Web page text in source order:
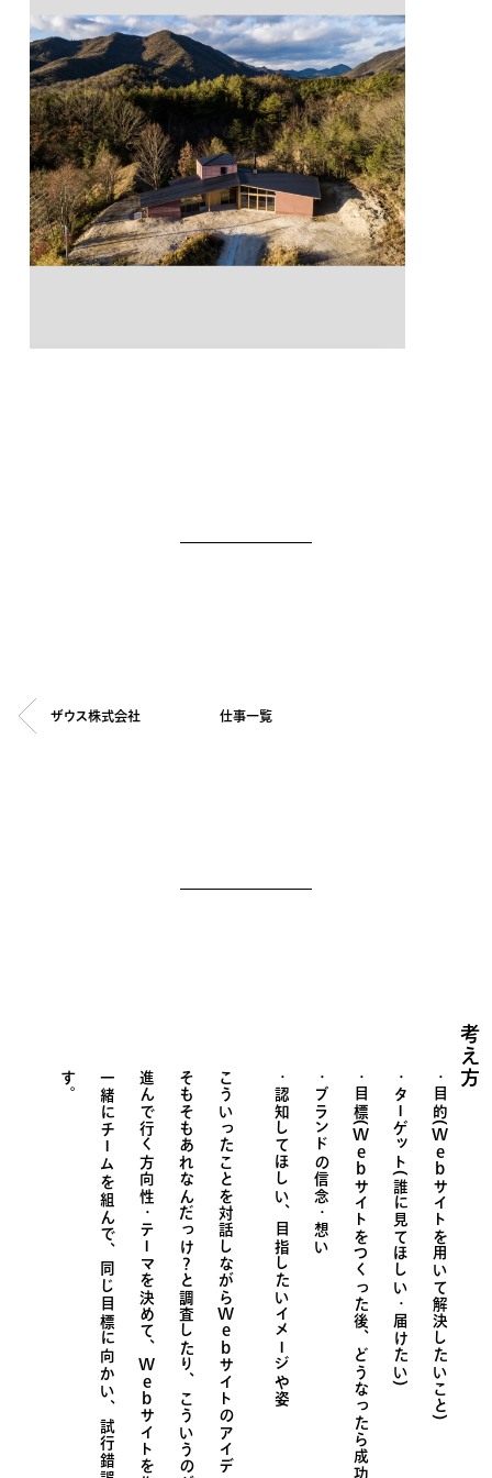
ザウス株式会社 仕事一覧
考え方
目的(
Web
サイトを用いて解決したいこと)
ターゲット(誰に見てほしい・届けたい)
目標(
Web
サイトをつくった後、どうなったら成功
ブランドの信念・想い
認知してほしい、目指したいイメージや姿
こういったことを対話しながら
Web
そもそもあれなんだっけ？と調査したり、
進んで行く方向性・テーマを決めて、
Web
一緒にチームを組んで、同じ目標に向かい、
す
。